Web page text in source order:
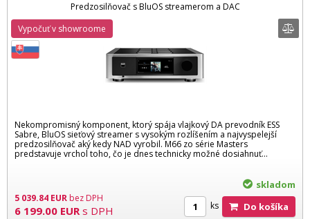
Predzosilňovač s BluOS streamerom a DAC
Nekompromisný komponent, ktorý spája vlajkový DA prevodník ESS
Sabre, BluOS sieťový streamer s vysokým rozlíšením a najvyspelejší
predzosilňovač aký kedy NAD vyrobil. M66 zo série Masters
predstavuje vrchol toho, čo je dnes technicky možné dosiahnuť...
5 039.84 EUR bez DPH
6 199.00 EUR s DPH
Vypočuť v showroome
skladom
ks Do košíka